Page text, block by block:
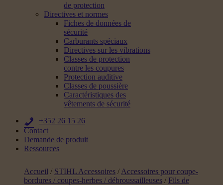
de protection
Directives et normes
Fiches de données de
sécurité
Carburants spéciaux
Directives sur les vibrations
Classes de protection
contre les coupures
Protection auditive
Classes de poussière
Caractéristiques des
vêtements de sécurité
+352 26 15 26
Contact
Demande de produit
Ressources
Accueil / STIHL Accessoires / Accessoires pour coupe-
bordures / coupes-herbes / débroussailleuses / Fils de